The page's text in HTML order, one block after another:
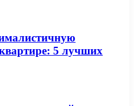
5 лучших